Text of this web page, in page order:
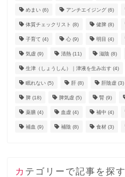
めまい (6) アンチエイジング (6)
体質チェックリスト (8) 健脾 (8)
子育て (4) 心 (9) 明目 (4)
気虚 (9) 清熱 (11) 滋陰 (8)
生津（しょうしん）｜津液を生み出す (4)
眠れない (5) 肝 (8) 肝陰虚 (3)
脾 (18) 脾気虚 (5) 腎 (9)
薬膳 (4) 血虚 (4) 補中 (4)
補血 (9) 補陰 (8) 食材 (3)
カテゴリーで記事を探す